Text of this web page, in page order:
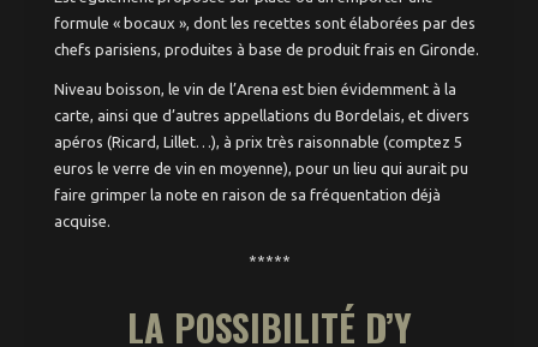
formule « bocaux », dont les recettes sont élaborées par des
chefs parisiens, produites à base de produit frais en Gironde.
Niveau boisson, le vin de l’Arena est bien évidemment à la
carte, ainsi que d’autres appellations du Bordelais, et divers
apéros (Ricard, Lillet…), à prix très raisonnable (comptez 5
euros le verre de vin en moyenne), pour un lieu qui aurait pu
faire grimper la note en raison de sa fréquentation déjà
acquise.
*****
LA POSSIBILITÉ D’Y